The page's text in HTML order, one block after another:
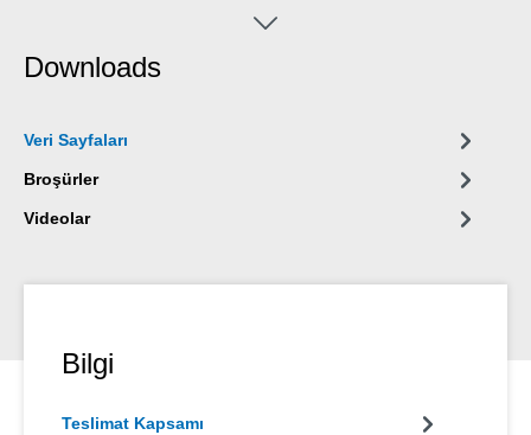
endüstrisinde, havalandırma ve iklimlendirme sistemlerinde,
silikon içeren ürünlerin uygun olmadığı tüm uygulamalarda
Downloads
Veri Sayfaları
Broşürler
Videolar
Bilgi
Teslimat Kapsamı